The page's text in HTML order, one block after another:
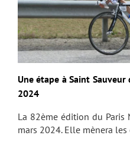
Une étape à Saint
2024
La 82ème édition du Paris
mars 2024. Elle mènera